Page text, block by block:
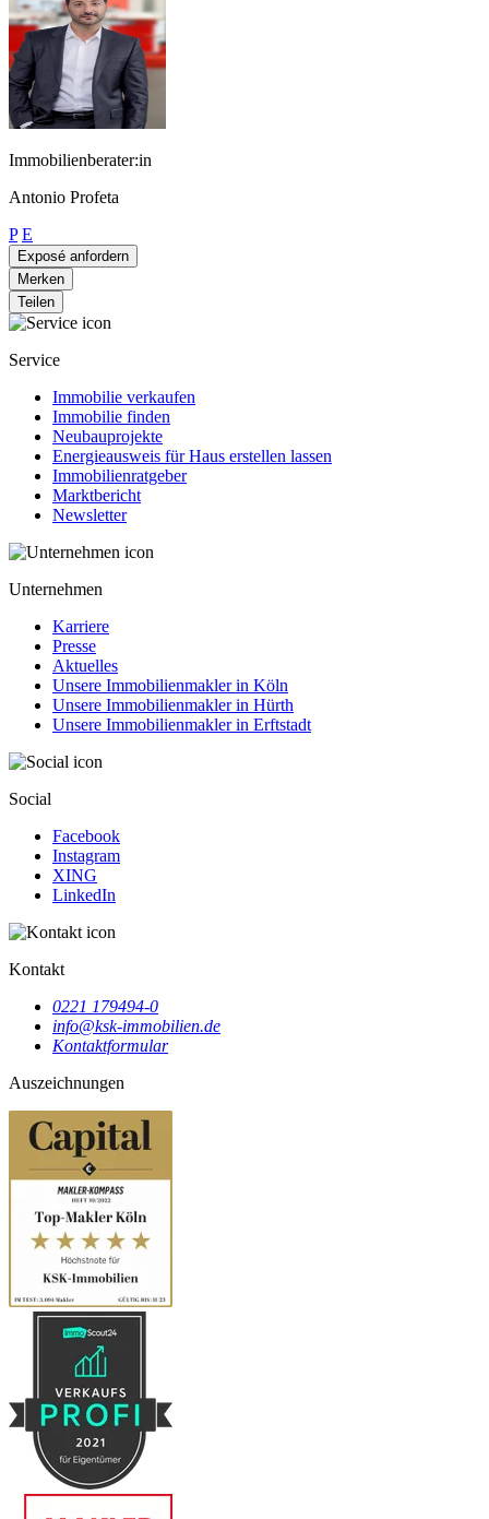
Immobilienberater:in
Antonio Profeta
P E
Exposé anfordern
Merken
Teilen
Service
Immobilie verkaufen
Immobilie finden
Neubauprojekte
Energieausweis für Haus erstellen lassen
Immobilienratgeber
Marktbericht
Newsletter
Unternehmen
Karriere
Presse
Aktuelles
Unsere Immobilienmakler in Köln
Unsere Immobilienmakler in Hürth
Unsere Immobilienmakler in Erftstadt
Social
Facebook
Instagram
XING
LinkedIn
Kontakt
0221 179494-0
info@ksk-immobilien.de
Kontaktformular
Auszeichnungen